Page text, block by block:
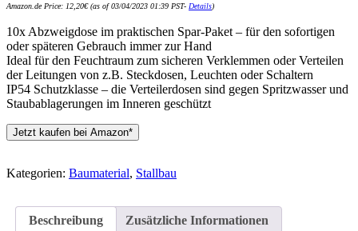
Amazon.de Price: 12,20€(as of 03/04/2023 01:39 PST- Details)
10x Abzweigdose im praktischen Spar-Paket – für den sofortigen
oder späteren Gebrauch immer zur Hand
Ideal für den Feuchtraum zum sicheren Verklemmen oder Verteilen
der Leitungen von z.B. Steckdosen, Leuchten oder Schaltern
IP54 Schutzklasse – die Verteilerdosen sind gegen Spritzwasser und
Staubablagerungen im Inneren geschützt
Jetzt kaufen bei Amazon*
Kategorien: Baumaterial, Stallbau
Beschreibung Zusätzliche Informationen